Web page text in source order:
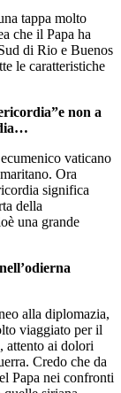
tappa molto
che il Papa ha
di Rio e Buenos
le caratteristiche
non a
vaticano
Ora
significa
della
una grande
alla diplomazia,
viaggiato per il
attento ai dolori
Credo che da
Papa nei confronti